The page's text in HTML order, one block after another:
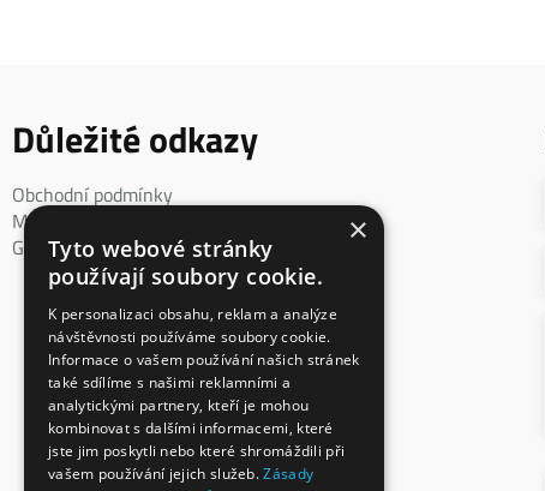
Důležité odkazy
Obchodní podmínky
Mimosoudní řešení spotřebitelského sporu
GDPR
×
Tyto webové stránky
používají soubory cookie.
K personalizaci obsahu, reklam a analýze
návštěvnosti používáme soubory cookie.
Informace o vašem používání našich stránek
také sdílíme s našimi reklamními a
analytickými partnery, kteří je mohou
kombinovat s dalšími informacemi, které
jste jim poskytli nebo které shromáždili při
vašem používání jejich služeb.Zásady